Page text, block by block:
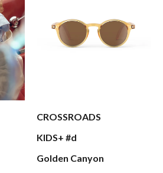
CROSSROADS
KIDS+ #d
Golden Canyon